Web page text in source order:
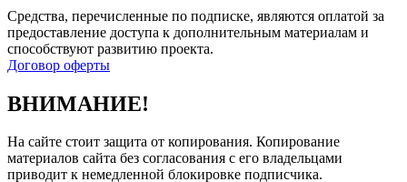
Средства, перечисленные по подписке, являются оплатой за
предоставление доступа к дополнительным материалам и
способствуют развитию проекта.
Договор оферты
ВНИМАНИЕ!
На сайте стоит защита от копирования. Копирование
материалов сайта без согласования с его владельцами
приводит к немедленной блокировке подписчика.